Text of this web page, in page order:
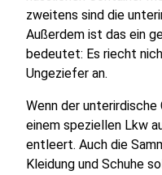
zweitens sind die
Außerdem ist das ein
bedeutet: Es riecht
Ungeziefer an.
Wenn der
einem speziellen Lkw
entleert. Auch die
Kleidung und Schuhe